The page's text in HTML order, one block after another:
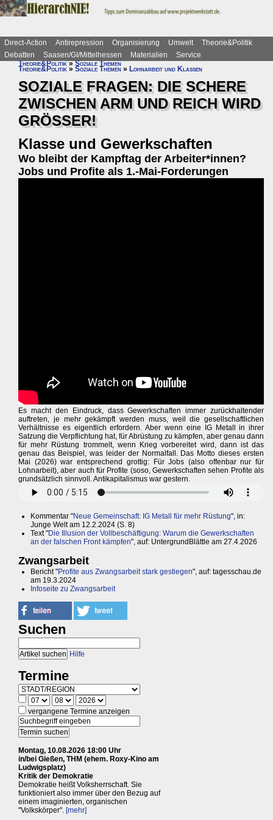
Direct-Action Antirepression Organisierung Umwelt
Theorie&Politik
Debatten
Saasen/GI/Mittelhessen Materialien
Service
Theorie&Politik»Soziale Themen
Theorie&Politik » Soziale Themen » Lohnarbeit und Klassen
SOZIALE FRAGEN: DIE SCHERE
ZWISCHEN ARM UND REICH WIRD
GRÖSSER!
Klasse und Gewerkschaften
Wo bleibt der Kampftag der Arbeiter*innen?
Jobs und Profite als 1.-Mai-Forderungen
Es macht den Eindruck, dass Gewerkschaften immer zurückhaltender
auftreten, je mehr gekämpft werden muss, weil die gesellschaftlichen
Verhältnisse es eigentlich erfordern. Aber wenn eine IG Metall in ihrer
Satzung die Verpflichtung hat, für Abrüstung zu kämpfen, aber genau dann
für mehr Rüstung trommelt, wenn Krieg vorbereitet wird, dann ist das
genau das Beispiel, was leider der Normalfall. Das Motto dieses ersten
Mai (2026) war entsprechend grottig: Für Jobs (also offenbar nur für
Lohnarbeit), aber auch für Profite (soso, Gewerkschaften sehen Profite als
grundsätzlich sinnvoll. Antikapitalismus war gestern.
Kommentar "Neue Gemeinschaft: IG Metall für mehr Rüstung", in:
Junge Welt am 12.2.2024 (S. 8)
Text "Die Illusion der Vollbeschäftigung: Warum die Gewerkschaften
an der falschen Front kämpfen", auf: UntergrundBlättle am 27.4.2026
Zwangsarbeit
Bericht "Profite aus Zwangsarbeit stark gestiegen", auf: tagesschau.de
am 19.3.2024
Infoseite zu Zwangsarbeit
Suchen
Hilfe
Termine
vergangene Termine anzeigen
Montag, 10.08.2026 18:00 Uhr
in/bei Gießen, THM (ehem. Roxy-Kino am
Ludwigsplatz)
Kritik der Demokratie
Demokratie heißt Volksherrschaft. Sie
funktioniert also immer über den Bezug auf
einem imaginierten, organischen
"Volkskörper". [mehr]